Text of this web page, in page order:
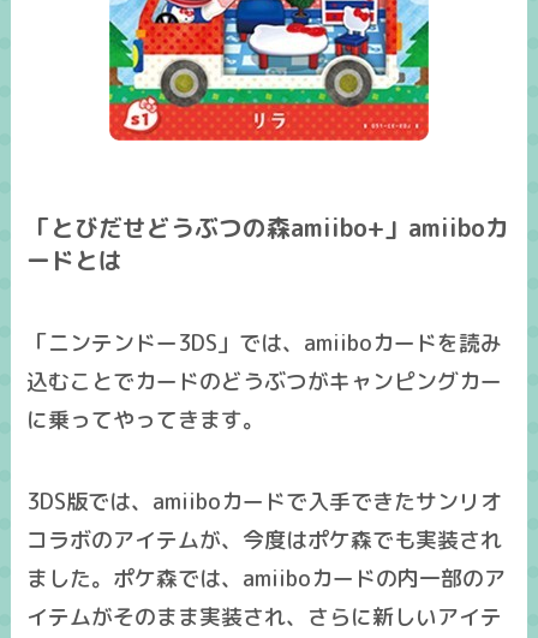
「とびだせどうぶつの森amiibo+」amiiboカ
ードとは
「ニンテンドー3DS」では、 amiiboカードを読み
込むことでカードのどうぶつがキャンピングカー
に乗ってやってきます。
3DS版では、amiiboカードで入手できたサンリオ
コラボのアイテムが、今度はポケ森でも実装され
ました。ポケ森では、amiiboカードの内一部のア
イテムがそのまま実装され、さらに新しいアイテ